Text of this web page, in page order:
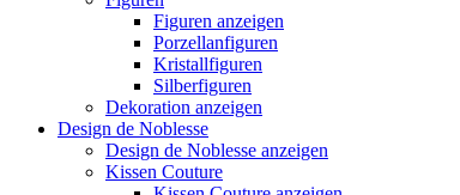
Figuren anzeigen
Porzellanfiguren
Kristallfiguren
Silberfiguren
Dekoration anzeigen
Design de Noblesse
Design de Noblesse anzeigen
Kissen Couture